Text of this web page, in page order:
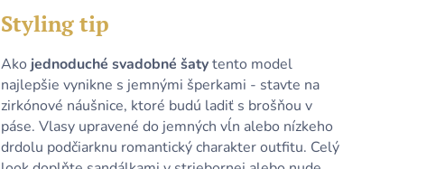
Styling tip
Ako jednoduché svadobné šatytento model
najlepšie vynikne s jemnými šperkami - stavte na
zirkónové náušnice, ktoré budú ladiť s brošňou v
páse. Vlasy upravené do jemných vĺn alebo nízkeho
drdolu podčiarknu romantický charakter outfitu. Celý